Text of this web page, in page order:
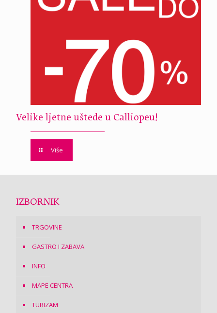
Velike ljetne uštede u Calliopeu!
Više
IZBORNIK
TRGOVINE
GASTRO I ZABAVA
INFO
MAPE CENTRA
TURIZAM